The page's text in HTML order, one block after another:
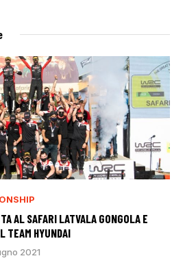
AL SAFARI LATVALA GONGOLA E
TEAM HYUNDAI
2021